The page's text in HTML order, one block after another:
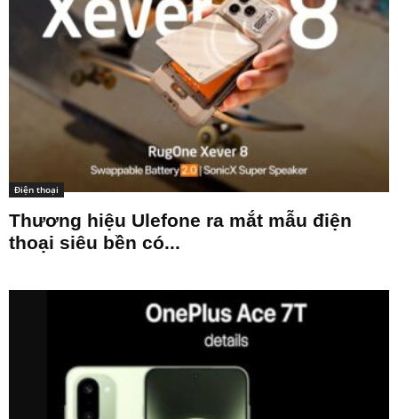
Điện thoại
Thương hiệu Ulefone ra mắt mẫu điện
thoại siêu bền có...